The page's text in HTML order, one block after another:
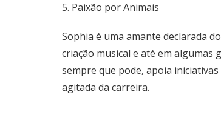
5. Paixão por Animais
Sophia é uma amante declarada
criação musical e até em algumas
sempre que pode, apoia
agitada da carreira.